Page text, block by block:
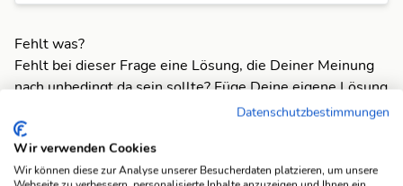
Fehlt was?
Fehlt bei dieser Frage eine Lösung, die Deiner Meinung
nach unbedingt da sein sollte? Füge Deine eigene Lösung
hinzu und bereichere unsere Datenbank!
Mach mit und registriere dich!
Datenschutzbestimmungen
Wir verwenden Cookies
Wir können diese zur Analyse unserer Besucherdaten platzieren, um unsere